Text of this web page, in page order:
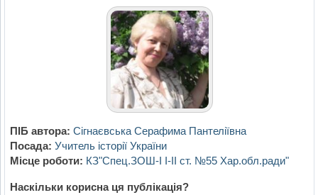
ПІБ автора: Сігнаєвська Серафима Пантеліївна
Посада: Учитель історії України
Місце роботи: КЗ"Спец.ЗОШ-І І-ІІ ст. №55 Хар.обл.ради"
Наскільки корисна ця публікація?